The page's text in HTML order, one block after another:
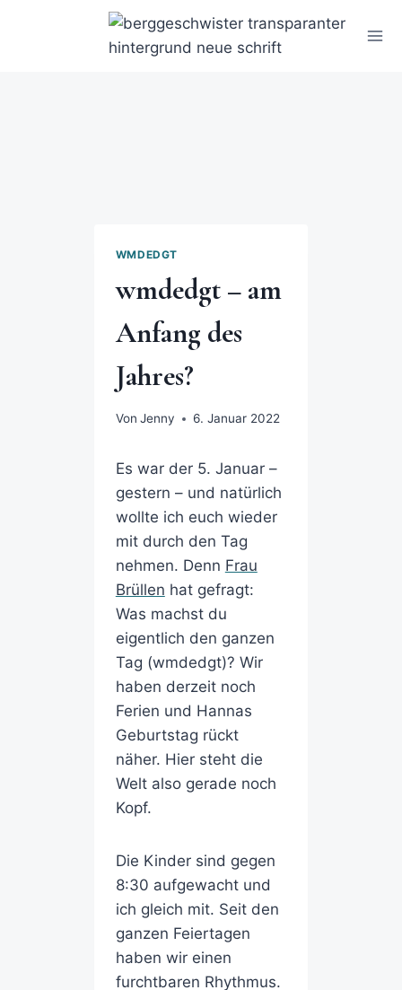
WMDEDGT
wmdedgt – am
Anfang des
Jahres?
Von Jenny 6. Januar 2022
Es war der 5. Januar –
gestern – und natürlich
wollte ich euch wieder
mit durch den Tag
nehmen. Denn Frau
Brüllen hat gefragt:
Was machst du
eigentlich den ganzen
Tag (wmdedgt)? Wir
haben derzeit noch
Ferien und Hannas
Geburtstag rückt
näher. Hier steht die
Welt also gerade noch
Kopf.
Die Kinder sind gegen
8:30 aufgewacht und
ich gleich mit. Seit den
ganzen Feiertagen
haben wir einen
furchtbaren Rhythmus.